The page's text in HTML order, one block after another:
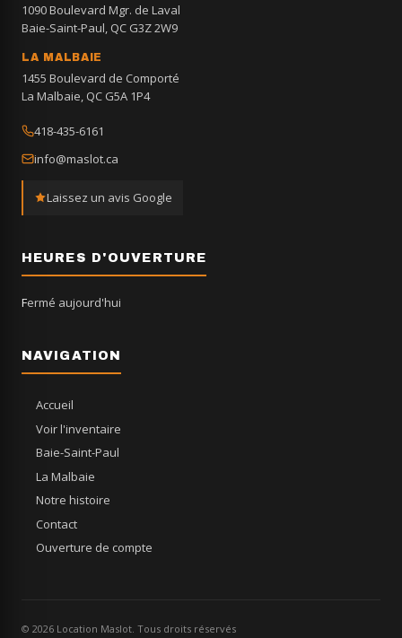
1090 Boulevard Mgr. de Laval
Baie-Saint-Paul, QC G3Z 2W9
LA MALBAIE
1455 Boulevard de Comporté
La Malbaie, QC G5A 1P4
418-435-6161
info@maslot.ca
Laissez un avis Google
HEURES D'OUVERTURE
Fermé aujourd'hui
NAVIGATION
Accueil
Voir l'inventaire
Baie-Saint-Paul
La Malbaie
Notre histoire
Contact
Ouverture de compte
© 2026 Location Maslot. Tous droits réservés